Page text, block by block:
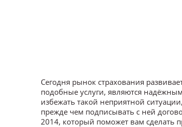
Сегодня рынок страхования
подобные услуги, являются
избежать такой неприятной
прежде чем подписывать с ней
2014, который поможет вам сделать